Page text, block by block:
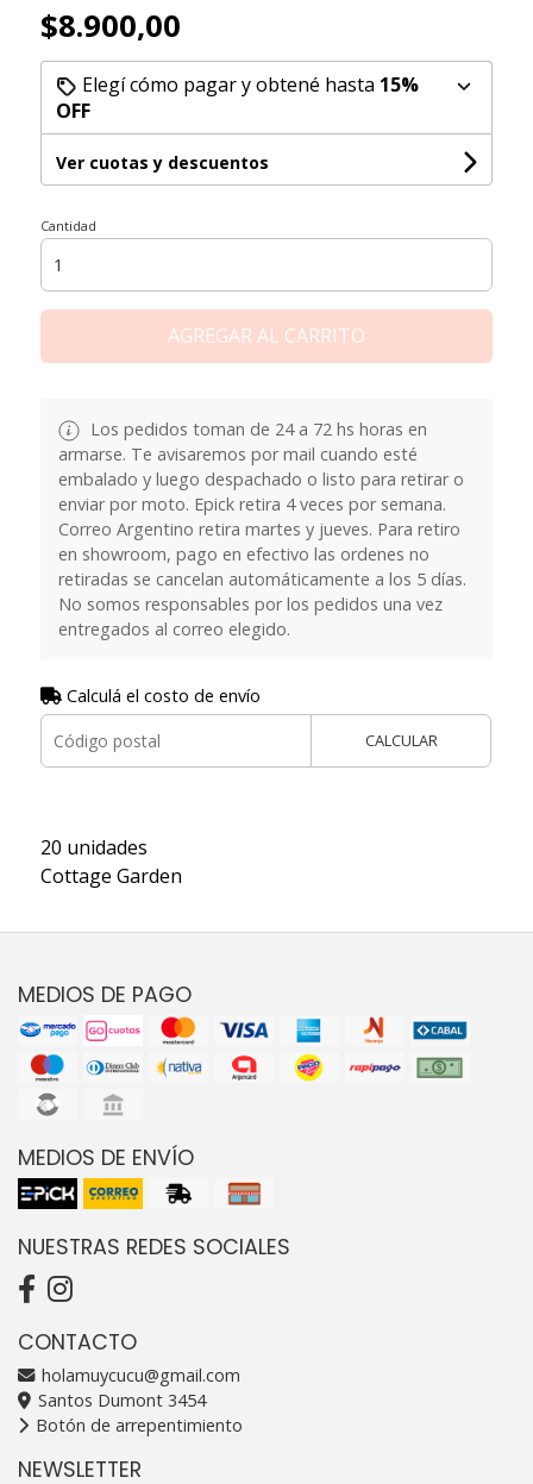
$8.900,00
Elegí cómo pagar y obtené hasta 15%
OFF
Ver cuotas y descuentos
Cantidad
AGREGAR AL CARRITO
Los pedidos toman de 24 a 72 hs horas en
armarse. Te avisaremos por mail cuando esté
embalado y luego despachado o listo para retirar o
enviar por moto. Epick retira 4 veces por semana.
Correo Argentino retira martes y jueves. Para retiro
en showroom, pago en efectivo las ordenes no
retiradas se cancelan automáticamente a los 5 días.
No somos responsables por los pedidos una vez
entregados al correo elegido.
Calculá el costo de envío
CALCULAR
20 unidades
Cottage Garden
MEDIOS DE PAGO
MEDIOS DE ENVÍO
NUESTRAS REDES SOCIALES
CONTACTO
holamuycucu@gmail.com
Santos Dumont 3454
Botón de arrepentimiento
NEWSLETTER